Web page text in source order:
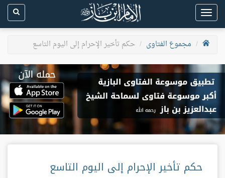
Toggle
navigation
مجموع الفتاوى
حكم تأخير الإحرام إلى اليوم التاسع
حكم تأخير الإحرام إلى اليوم التاسع